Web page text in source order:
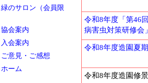
緑のサロン（会員限
協会案内
入会案内
ご意見・ご感想
ホーム
令和8年度「第46
病害虫対策研修会
令和8年度造園夏
令和8年度造園修